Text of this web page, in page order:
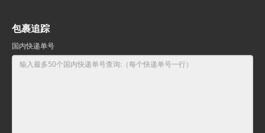
包裹追踪
国内快递单号